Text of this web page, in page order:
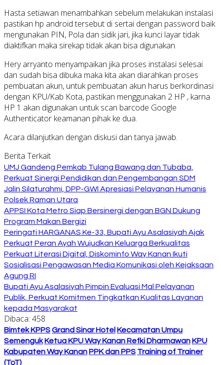
Hasta setiawan menambahkan sebelum melakukan instalasi
pastikan hp android tersebut di sertai dengan password baik
mengunakan PIN, Pola dan sidik jari, jika kunci layar tidak
diaktifkan maka sirekap tidak akan bisa digunakan.
Hery arryanto menyampaikan jika proses instalasi selesai
dan sudah bisa dibuka maka kita akan diarahkan proses
pembuatan akun, untuk pembuatan akun harus berkordinasi
dengan KPU/Kab Kota, pastikan menggunakan 2 HP , karna
HP 1 akan digunakan untuk scan barcode Google
Authenticator keamanan pihak ke dua.
Acara dilanjutkan dengan diskusi dan tanya jawab.
Berita Terkait
UMJ Gandeng Pemkab Tulang Bawang dan Tubaba,
Perkuat Sinergi Pendidikan dan Pengembangan SDM
Jalin Silaturahmi, DPP-GWI Apresiasi Pelayanan Humanis
Polsek Raman Utara
APPSI Kota Metro Siap Bersinergi dengan BGN Dukung
Program Makan Bergizi
Peringati HARGANAS Ke-33, Bupati Ayu Asalasiyah Ajak
Perkuat Peran Ayah Wujudkan Keluarga Berkualitas
Perkuat Literasi Digital, Diskominfo Way Kanan Ikuti
Sosialisasi Pengawasan Media Komunikasi oleh Kejaksaan
Agung RI
Bupati Ayu Asalasiyah Pimpin Evaluasi Mal Pelayanan
Publik, Perkuat Komitmen Tingkatkan Kualitas Layanan
kepada Masyarakat
Dibaca: 458
Bimtek KPPSGrand Sinar Hotel Kecamatan Umpu
Semenguk Ketua KPU Way Kanan Refki Dharmawan KPU
Kabupaten Way Kanan PPK dan PPS Training of Trainer
(ToT)